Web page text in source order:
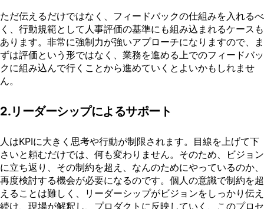
ただ伝えるだけではなく、フィードバックの仕組みを入れるべ
く、行動規範として人事評価の基準にも組み込まれるケースも
あります。非常に強制力が強いアプローチになりますので、ま
ずは評価という形ではなく、業務を進める上でのフィードバッ
クに組み込んで行くことから進めていくとよいかもしれませ
ん。
2.リーダーシップによるサポート
人はKPIに大きく思考や行動が制限されます。目線を上げて下
さいと頼むだけでは、何も変わりません。そのため、ビジョン
に立ち返り、その制約を超え、なんのためにやっているのか、
再度検討する機会が必要になるのです。個人の意識で制約を超
えることは難しく、リーダーシップがビジョンをしっかり伝え
続け、現場が解釈し、プロダクトに反映していく、このプロセ